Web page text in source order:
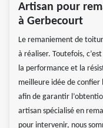
Artisan pour
à Gerbecourt
Le remaniement de
à réaliser. Toutefois,
la performance et la
meilleure idée de confier
afin de garantir
artisan spécialisé en
pour intervenir, nous